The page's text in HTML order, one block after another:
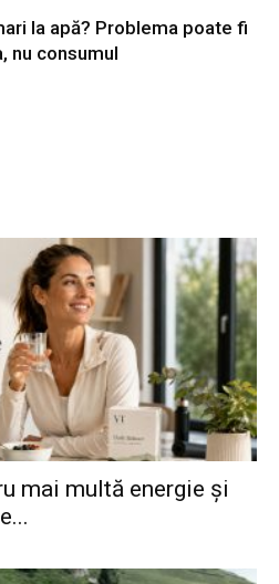
la apă? Problema poate fi
nu consumul
mai multă energie și